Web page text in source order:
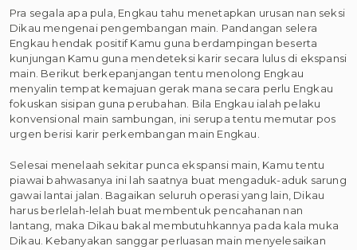
Pra segala apa pula, Engkau tahu menetapkan urusan nan seksi
Dikau mengenai pengembangan main. Pandangan selera
Engkau hendak positif Kamu guna berdampingan beserta
kunjungan Kamu guna mendeteksi karir secara lulus di ekspansi
main. Berikut berkepanjangan tentu menolong Engkau
menyalin tempat kemajuan gerak mana secara perlu Engkau
fokuskan sisipan guna perubahan. Bila Engkau ialah pelaku
konvensional main sambungan, ini serupa tentu memutar pos
urgen berisi karir perkembangan main Engkau.
Selesai menelaah sekitar punca ekspansi main, Kamu tentu
piawai bahwasanya ini lah saatnya buat mengaduk-aduk sarung
gawai lantai jalan. Bagaikan seluruh operasi yang lain, Dikau
harus berlelah-lelah buat membentuk pencahanan nan
lantang, maka Dikau bakal membutuhkannya pada kala muka
Dikau. Kebanyakan sanggar perluasan main menyelesaikan